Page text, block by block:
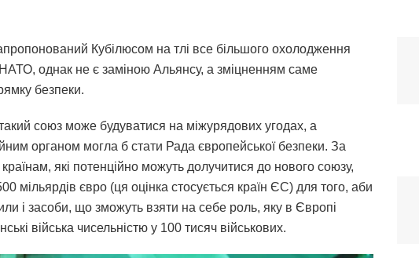
Кубілюсом на тлі все більшого охолодження
однак не є заміною Альянсу, а зміцненням саме
безпеки.
союз може будуватися на міжурядових угодах, а
органом могла б стати Рада європейської безпеки. За
які потенційно можуть долучитися до нового союзу,
мільярдів євро (ця оцінка стосується країн ЄС) для того, аби
і засоби, що зможуть взяти на себе роль, яку в Європі
війська чисельністю у 100 тисяч військових.